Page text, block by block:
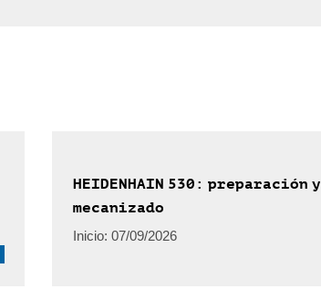
HEIDENHAIN 530: preparación y
mecanizado
Inicio: 07/09/2026